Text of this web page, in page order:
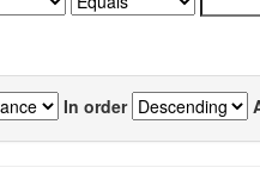
In order